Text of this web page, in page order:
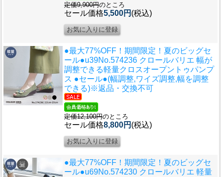
定価9,900円のところ
セール価格5,500円 (税込)
●最大77%OFF！期間限定！夏のビッグセ
ール●u39No.574236 クロールバリエ 幅が
調整できる軽量クロスオープントゥパンプ
ス ●セール●(幅調整,ワイズ調整,幅を調整
できる)※返品・交換不可
定価12,100円のところ
セール価格8,800円 (税込)
●最大77%OFF！期間限定！夏のビッグセ
ール●u69No.574230 クロールバリエ 軽量